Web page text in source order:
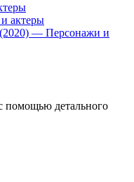
актеры
— Персонажи и
помощью детального